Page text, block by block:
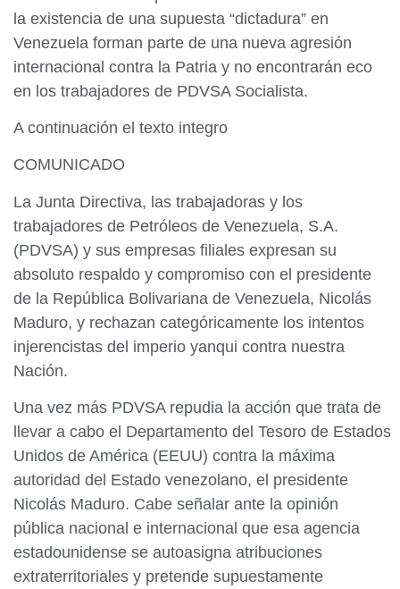
la existencia de una supuesta “dictadura” en
Venezuela forman parte de una nueva agresión
internacional contra la Patria y no encontrarán eco
en los trabajadores de PDVSA Socialista.
A continuación el texto integro
COMUNICADO
La Junta Directiva, las trabajadoras y los
trabajadores de Petróleos de Venezuela, S.A.
(PDVSA) y sus empresas filiales expresan su
absoluto respaldo y compromiso con el presidente
de la República Bolivariana de Venezuela, Nicolás
Maduro, y rechazan categóricamente los intentos
injerencistas del imperio yanqui contra nuestra
Nación.
Una vez más PDVSA repudia la acción que trata de
llevar a cabo el Departamento del Tesoro de Estados
Unidos de América (EEUU) contra la máxima
autoridad del Estado venezolano, el presidente
Nicolás Maduro. Cabe señalar ante la opinión
pública nacional e internacional que esa agencia
estadounidense se autoasigna atribuciones
extraterritoriales y pretende supuestamente